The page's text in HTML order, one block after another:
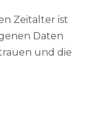
Zeitalter ist
Daten
und die